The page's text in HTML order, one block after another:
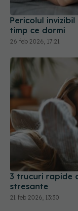
Pericolul
timp ce dormi
26 feb 2026, 17:21
3 trucuri rapide
stresante
21 feb 2026, 13:30